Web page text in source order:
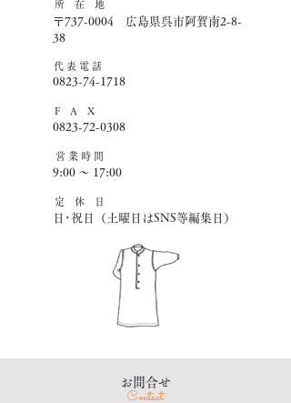
所 在 地
〒737-0004 広島県呉市阿賀南2-8-
38
​代 表 電 話
0823-74-1718
F A X
0823-72-0308
営 業 時 間
9:00 ～ 17:00
​定 休 日
日･祝日（土曜日はSNS等編集日）
​お問合せ
Contact